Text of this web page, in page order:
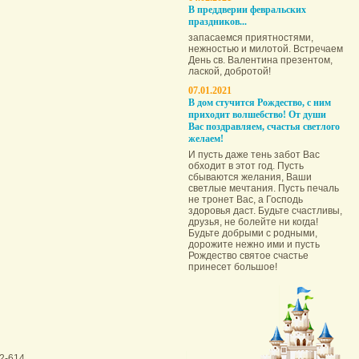
В преддверии февральских
праздников...
запасаемся приятностями,
нежностью и милотой. Встречаем
День св. Валентина презентом,
лаской, добротой!
07.01.2021
В дом стучится Рождество, с ним
приходит волшебство! От души
Вас поздравляем, счастья светлого
желаем!
И пусть даже тень забот Вас
обходит в этот год. Пусть
сбываются желания, Ваши
светлые мечтания. Пусть печаль
не тронет Вас, а Господь
здоровья даст. Будьте счастливы,
друзья, не болейте ни когда!
Будьте добрыми с родными,
дорожите нежно ими и пусть
Рождество святое счастье
принесет большое!